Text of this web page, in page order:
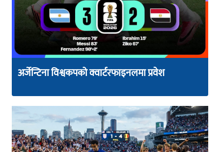
अर्जेन्टिना विश्वकपको क्वार्टरफाइनलमा प्रवेश